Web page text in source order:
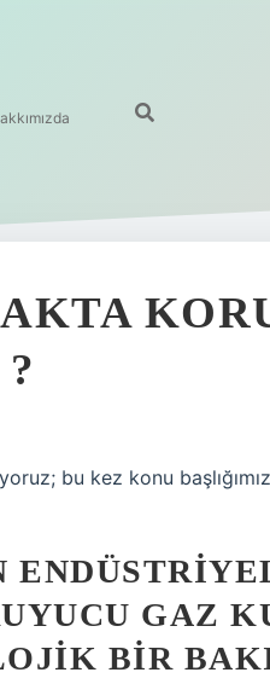
bu kez konu
GAZ
BIR